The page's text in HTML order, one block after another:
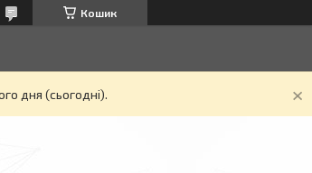
Кошик
дня (сьогодні).